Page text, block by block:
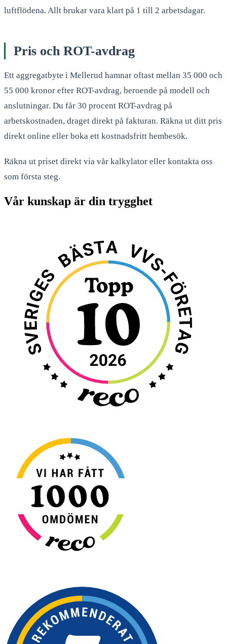
luftflödena. Allt brukar vara klart på 1 till 2 arbetsdagar.
Pris och ROT-avdrag
Ett aggregatbyte i Mellerud hamnar oftast mellan 35 000 och
55 000 kronor efter ROT-avdrag, beroende på modell och
anslutningar. Du får 30 procent ROT-avdrag på
arbetskostnaden, draget direkt på fakturan. Räkna ut ditt pris
direkt online eller boka ett kostnadsfritt hembesök.
Räkna ut priset direkt via vår kalkylator eller kontakta oss
som första steg.
Vår kunskap är din trygghet